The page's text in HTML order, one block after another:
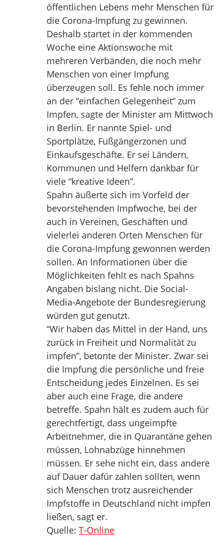
öffentlichen Lebens mehr Menschen für
die Corona-Impfung zu gewinnen.
Deshalb startet in der kommenden
Woche eine Aktionswoche mit
mehreren Verbänden, die noch mehr
Menschen von einer Impfung
überzeugen soll. Es fehle noch immer
an der “einfachen Gelegenheit” zum
Impfen, sagte der Minister am Mittwoch
in Berlin. Er nannte Spiel- und
Sportplätze, Fußgängerzonen und
Einkaufsgeschäfte. Er sei Ländern,
Kommunen und Helfern dankbar für
viele “kreative Ideen”.
Spahn äußerte sich im Vorfeld der
bevorstehenden Impfwoche, bei der
auch in Vereinen, Geschäften und
vielerlei anderen Orten Menschen für
die Corona-Impfung gewonnen werden
sollen. An Informationen über die
Möglichkeiten fehlt es nach Spahns
Angaben bislang nicht. Die Social-
Media-Angebote der Bundesregierung
würden gut genutzt.
“Wir haben das Mittel in der Hand, uns
zurück in Freiheit und Normalität zu
impfen”, betonte der Minister. Zwar sei
die Impfung die persönliche und freie
Entscheidung jedes Einzelnen. Es sei
aber auch eine Frage, die andere
betreffe. Spahn hält es zudem auch für
gerechtfertigt, dass ungeimpfte
Arbeitnehmer, die in Quarantäne gehen
müssen, Lohnabzüge hinnehmen
müssen. Er sehe nicht ein, dass andere
auf Dauer dafür zahlen sollten, wenn
sich Menschen trotz ausreichender
Impfstoffe in Deutschland nicht impfen
ließen, sagt er.
Quelle: T-Online